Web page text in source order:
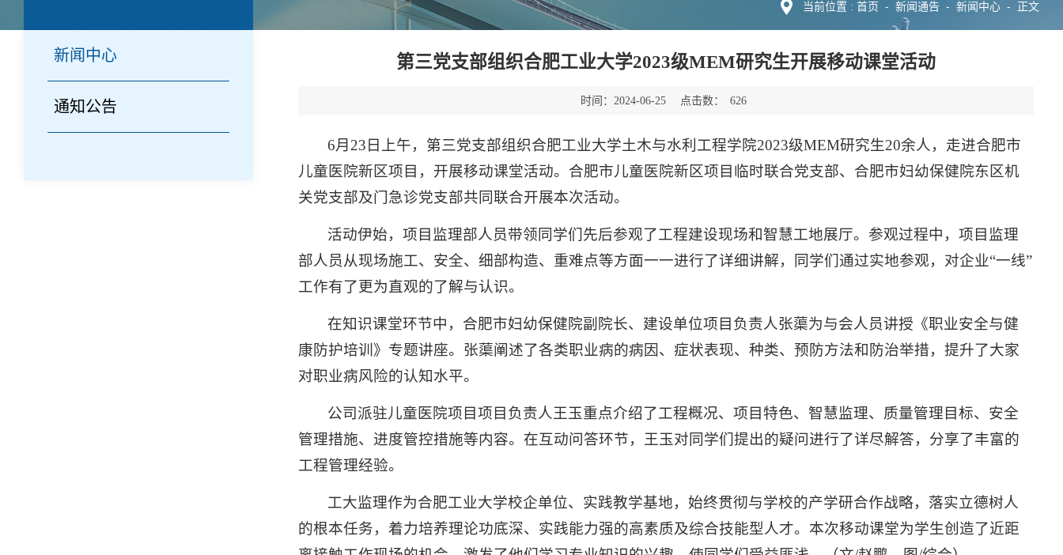
当前位置 : 首页 - 新闻通告 - 新闻中心 - 正文
新闻中心
通知公告
第三党支部组织合肥工业大学2023级MEM研究生开展移动课堂活动
时间： 2024-06-25 点击数： 626
6月23日上午，第三党支部组织合肥工业大学土木与水利工程学院2023级MEM研究生20余人，走进合肥市
儿童医院新区项目，开展移动课堂活动。合肥市儿童医院新区项目临时联合党支部、合肥市妇幼保健院东区机
关党支部及门急诊党支部共同联合开展本次活动。
活动伊始，项目监理部人员带领同学们先后参观了工程建设现场和智慧工地展厅。参观过程中，项目监理
部人员从现场施工、安全、细部构造、重难点等方面一一进行了详细讲解，同学们通过实地参观，对企业“一线”
工作有了更为直观的了解与认识。
在知识课堂环节中，合肥市妇幼保健院副院长、建设单位项目负责人张蕖为与会人员讲授《职业安全与健
康防护培训》专题讲座。张蕖阐述了各类职业病的病因、症状表现、种类、预防方法和防治举措，提升了大家
对职业病风险的认知水平。
公司派驻儿童医院项目项目负责人王玉重点介绍了工程概况、项目特色、智慧监理、质量管理目标、安全
管理措施、进度管控措施等内容。在互动问答环节，王玉对同学们提出的疑问进行了详尽解答，分享了丰富的
工程管理经验。
工大监理作为合肥工业大学校企单位、实践教学基地，始终贯彻与学校的产学研合作战略，落实立德树人
的根本任务，着力培养理论功底深、实践能力强的高素质及综合技能型人才。本次移动课堂为学生创造了近距